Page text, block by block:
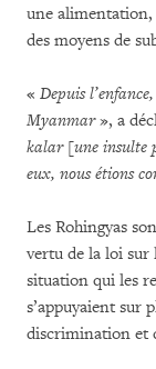
une alimentation,
des moyens de
« Depuis
Myanmar», a
kalar [une insulte
eux, nous étions
Les Rohingyas
vertu de la loi sur
situation qui les
s’appuyaient sur
discrimination et